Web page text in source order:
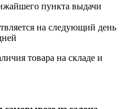
пункта выдачи
на следующий день
товара на складе и